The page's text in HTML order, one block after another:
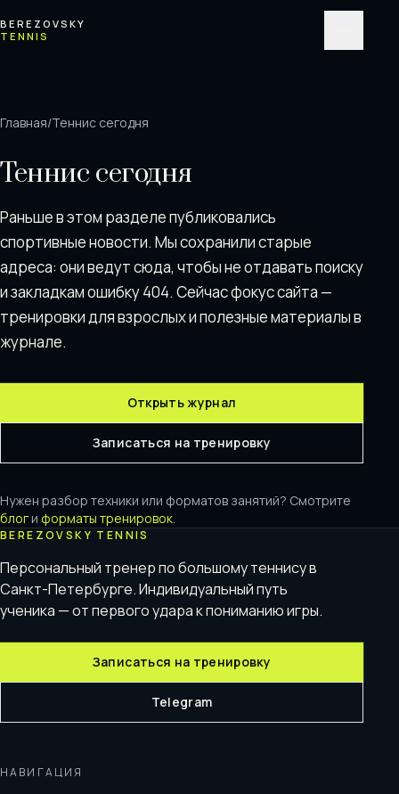
BEREZOVSKY
TENNIS
Главная/Теннис сегодня
Теннис сегодня
Раньше в этом разделе публиковались
спортивные новости. Мы сохранили старые
адреса: они ведут сюда, чтобы не отдавать поискy
и закладкам ошибку 404. Сейчас фокус сайта —
тренировки для взрослых и полезные материалы в
журнале.
Открыть журнал
Записаться на тренировку
Нужен разбор техники или форматов занятий? Смотрите
блог и форматы тренировок.
BEREZOVSKY TENNIS
Персональный тренер по большому теннису в
Санкт-Петербурге. Индивидуальный путь
ученика — от первого удара к пониманию игры.
Записаться на тренировку
Telegram
НАВИГАЦИЯ